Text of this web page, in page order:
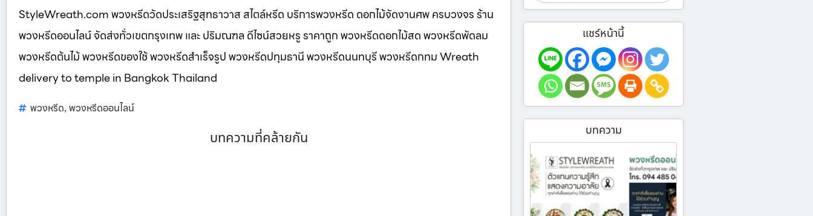
StyleWreath.com พวงหรีดวัดประเสริฐสุทธาวาส สไตล์หรีด บริการพวงหรีด ดอกไม้จัดงานศพ ครบวงจร ร้าน
พวงหรีดออนไลน์ จัดส่งทั่วเขตกรุงเทพ และ ปริมณฑล ดีไซน์สวยหรู ราคาถูก พวงหรีดดอกไม้สด พวงหรีดพัดลม
พวงหรีดต้นไม้ พวงหรีดของใช้ พวงหรีดสำเร็จรูป พวงหรีดปทุมธานี พวงหรีดนนทบุรี พวงหรีดกทม Wreath
delivery to temple in Bangkok Thailand
พวงหรีด, พวงหรีดออนไลน์
บทความที่คล้ายกัน
แชร์หน้านี้
บทความ